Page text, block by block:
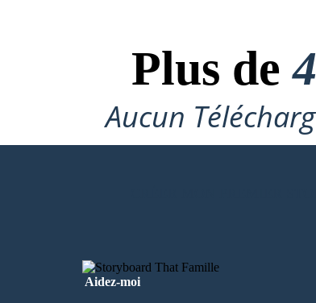
Plus de
Aucun
Aidez-moi